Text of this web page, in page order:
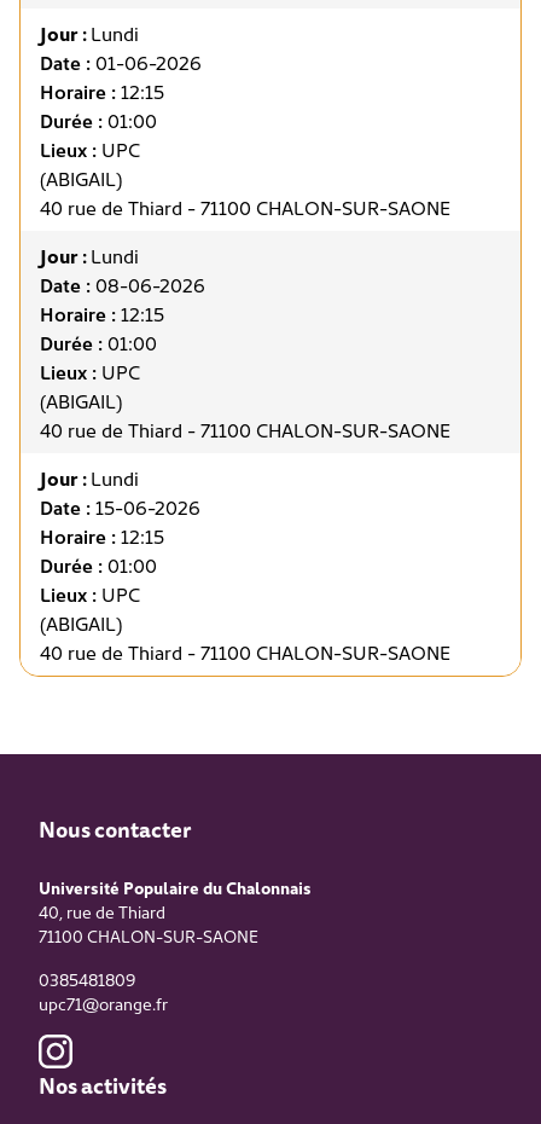
Jour :Lundi
Date :01-06-2026
Horaire :12:15
Durée :01:00
Lieux : UPC
(ABIGAIL)
40 rue de Thiard - 71100 CHALON-SUR-SAONE
Jour :Lundi
Date :08-06-2026
Horaire :12:15
Durée :01:00
Lieux : UPC
(ABIGAIL)
40 rue de Thiard - 71100 CHALON-SUR-SAONE
Jour :Lundi
Date :15-06-2026
Horaire :12:15
Durée :01:00
Lieux : UPC
(ABIGAIL)
40 rue de Thiard - 71100 CHALON-SUR-SAONE
Nous contacter
Université Populaire du Chalonnais
40, rue de Thiard
71100 CHALON-SUR-SAONE
0385481809
upc71@orange.fr
Nos activités